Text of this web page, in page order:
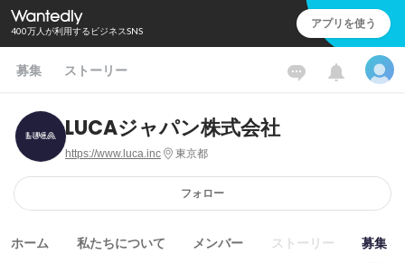
400万人が利用するビジネスSNS アプリを使う
募集 ストーリー
LUCAジャパン株式会社
https://www.luca.inc 東京都
フォロー
ホーム 私たちについて メンバー ストーリー 募集